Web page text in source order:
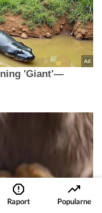
Raport
Popularne